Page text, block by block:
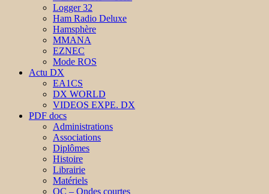
Logger 32
Ham Radio Deluxe
Hamsphère
MMANA
EZNEC
Mode ROS
Actu DX
EA1CS
DX WORLD
VIDEOS EXPE. DX
PDF docs
Administrations
Associations
Diplômes
Histoire
Librairie
Matériels
OC – Ondes courtes